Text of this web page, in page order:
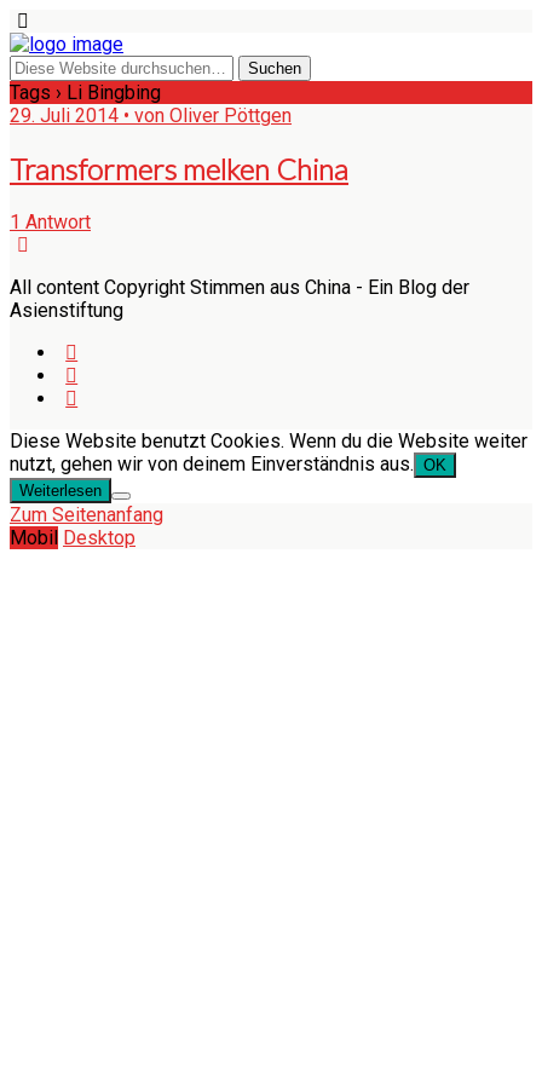
Tags › Li Bingbing
29. Juli 2014 • von Oliver Pöttgen
Transformers melken China
1 Antwort
All content Copyright Stimmen aus China - Ein Blog der
Asienstiftung
Diese Website benutzt Cookies. Wenn du die Website weiter
nutzt, gehen wir von deinem Einverständnis aus. OK
Weiterlesen
Zum Seitenanfang
Mobil Desktop